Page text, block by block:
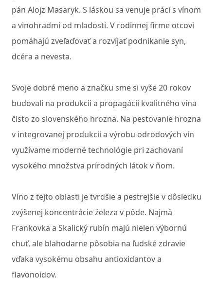
pán Alojz Masaryk. S láskou sa venuje práci s vínom
a vinohradmi od mladosti. V rodinnej firme otcovi
pomáhajú zveľaďovať a rozvíjať podnikanie syn,
dcéra a nevesta.
Svoje dobré meno a značku sme si vyše 20 rokov
budovali na produkcii a propagácii kvalitného vína
čisto zo slovenského hrozna. Na pestovanie hrozna
v integrovanej produkcii a výrobu odrodových vín
využívame moderné technológie pri zachovaní
vysokého množstva prírodných látok v ňom.
Víno z tejto oblasti je tvrdšie a pestrejšie v dôsledku
zvýšenej koncentrácie železa v pôde. Najmä
Frankovka a Skalický rubín majú nielen výbornú
chuť, ale blahodarne pôsobia na ľudské zdravie
vďaka vysokému obsahu antioxidantov a
flavonoidov.